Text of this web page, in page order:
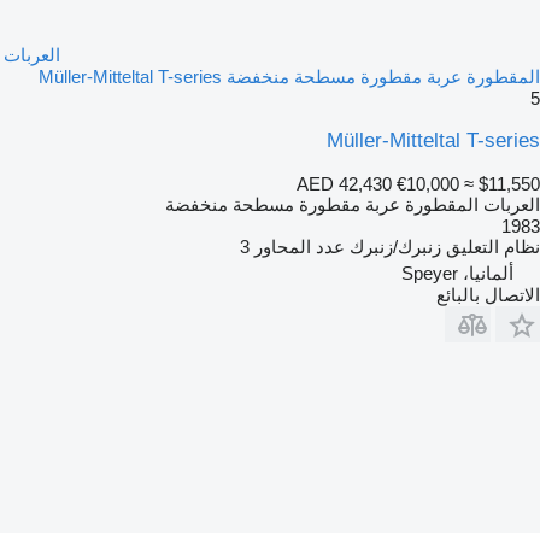
العربات
المقطورة عربة مقطورة مسطحة منخفضة Müller-Mitteltal T-series
5
Müller-Mitteltal T-series
AED 42,430 €10,000 ≈ $11,550
العربات المقطورة عربة مقطورة مسطحة منخفضة
1983
نظام التعليق زنبرك/زنبرك عدد المحاور 3
ألمانيا، Speyer
الاتصال بالبائع